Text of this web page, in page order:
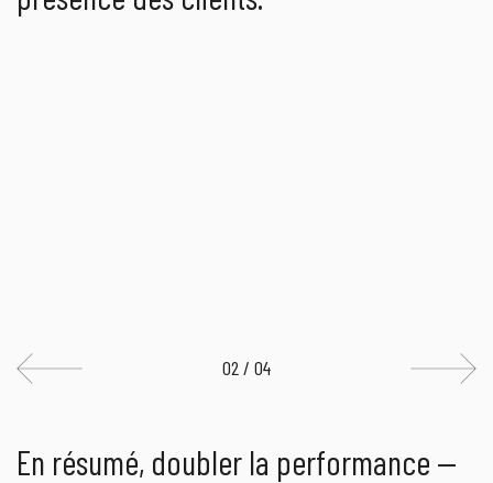
02 / 04
En résumé, doubler la performance —